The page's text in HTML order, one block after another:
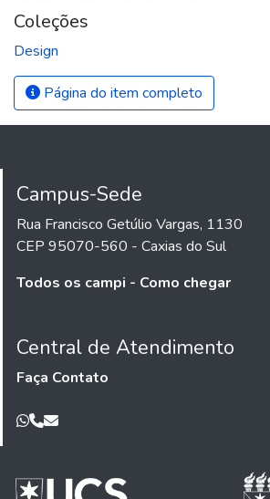
Coleções
Design
Página do item completo
Campus-Sede
Rua Francisco Getúlio Vargas, 1130
CEP 95070-560 - Caxias do Sul
Todos os campi - Como chegar
Central de Atendimento
Faça Contato